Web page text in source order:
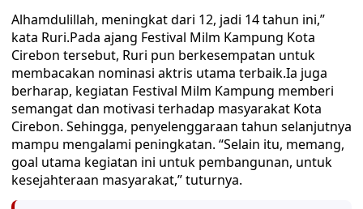
Alhamdulillah, meningkat dari 12, jadi 14 tahun ini,”
kata Ruri.Pada ajang Festival Milm Kampung Kota
Cirebon tersebut, Ruri pun berkesempatan untuk
membacakan nominasi aktris utama terbaik.Ia juga
berharap, kegiatan Festival Milm Kampung memberi
semangat dan motivasi terhadap masyarakat Kota
Cirebon. Sehingga, penyelenggaraan tahun selanjutnya
mampu mengalami peningkatan. “Selain itu, memang,
goal utama kegiatan ini untuk pembangunan, untuk
kesejahteraan masyarakat,” tuturnya.